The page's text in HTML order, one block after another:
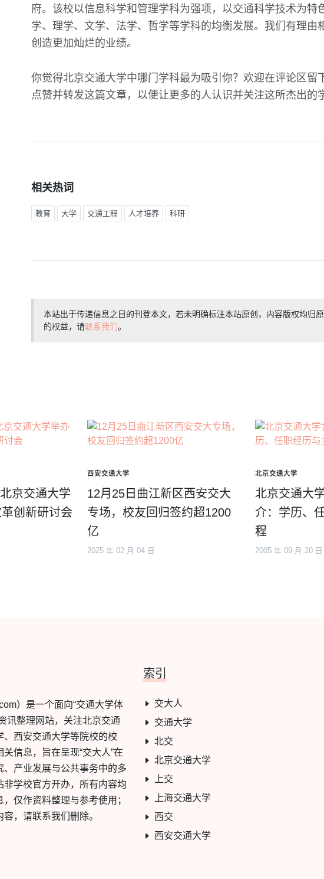
府。该校以信息科学和管理学科为强项，以交通科学技术为特
学、理学、文学、法学、哲学等学科的均衡发展。我们有理由
创造更加灿烂的业绩。
你觉得北京交通大学中哪门学科最为吸引你？欢迎在评论区留
点赞并转发这篇文章，以便让更多的人认识并关注这所杰出的
相关热词
教育 大学 交通工程 人才培养 科研
本站出于传递信息之目的刊登本文，若未明确标注本站原创，内容版权均归
的权益，请联系我们。
京交通大学
创新研讨会
西安交通大学
12月25日曲江新区西安交大
专场，校友回归签约超1200
亿
2025 年 02 月 04 日
北京交通大学
北京交通大
介：学历、
程
2005 年 09 月 20 日
）是一个面向“交通大学体
讯整理网站，关注北京交通
、西安交通大学等院校的校
信息，旨在呈现“交大人”在
、产业发展与公共事务中的多
非学校官方开办，所有内容均
仅作资料整理与参考使用；
，请联系我们删除。
索引
交大人
交通大学
北交
北京交通大学
上交
上海交通大学
西交
西安交通大学